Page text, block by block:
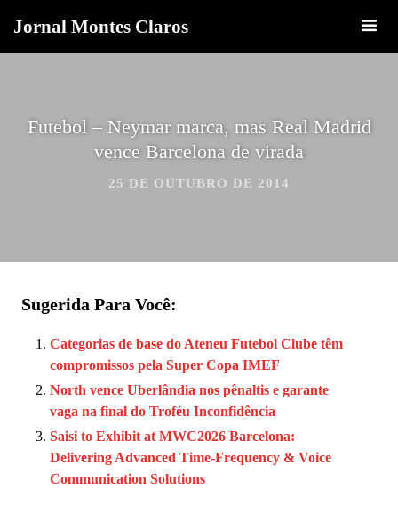
Jornal Montes Claros
Futebol – Neymar marca, mas Real Madrid
vence Barcelona de virada
25 DE OUTUBRO DE 2014
Sugerida Para Você:
Categorias de base do Ateneu Futebol Clube têm
compromissos pela Super Copa IMEF
North vence Uberlândia nos pênaltis e garante
vaga na final do Troféu Inconfidência
Saisi to Exhibit at MWC2026 Barcelona:
Delivering Advanced Time-Frequency & Voice
Communication Solutions